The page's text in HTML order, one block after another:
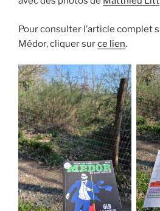
Pour consulter l’article complet
Médor, cliquer surce lien.